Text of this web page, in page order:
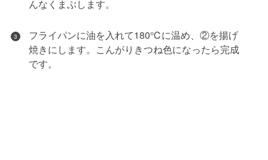
んなくまぶします。
3
フライパンに油を入れて180℃に温め、②を揚げ
焼きにします。こんがりきつね色になったら完成
です。